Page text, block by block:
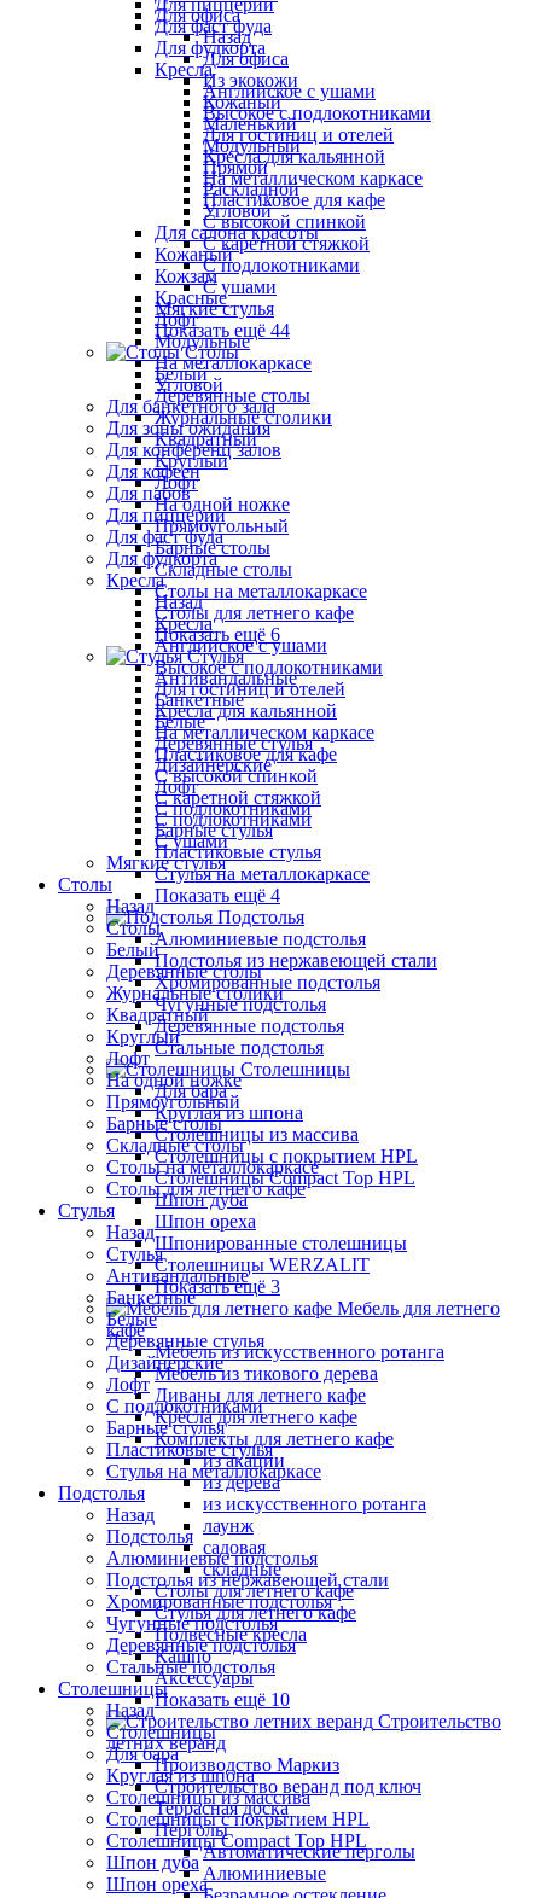
Для пиццерии
Для фаст фуда
Для фудкорта
Кресла
Английское с ушами
Высокое с подлокотниками
Для гостиниц и отелей
Кресла для кальянной
На металлическом каркасе
Пластиковое для кафе
С высокой спинкой
С каретной стяжкой
С подлокотниками
С ушами
Мягкие стулья
Показать ещё 44
Столы
Белый
Деревянные столы
Журнальные столики
Квадратный
Круглый
Лофт
На одной ножке
Прямоугольный
Барные столы
Складные столы
Столы на металлокаркасе
Столы для летнего кафе
Показать ещё 6
Стулья
Антивандальные
Банкетные
Белые
Деревянные стулья
Дизайнерские
Лофт
С подлокотниками
Барные стулья
Пластиковые стулья
Стулья на металлокаркасе
Показать ещё 4
Подстолья
Алюминиевые подстолья
Подстолья из нержавеющей стали
Хромированные подстолья
Чугунные подстолья
Деревянные подстолья
Стальные подстолья
Столешницы
Для бара
Круглая из шпона
Столешницы из массива
Столешницы с покрытием HPL
Столешницы Сompact Top HPL
Шпон дуба
Шпон ореха
Шпонированные столешницы
Столешницы WERZALIT
Показать ещё 3
Мебель для летнего
кафе
Мебель из искусственного ротанга
Мебель из тикового дерева
Диваны для летнего кафе
Кресла для летнего кафе
Комплекты для летнего кафе
из акации
из дерева
из искусственного ротанга
лаунж
садовая
складные
Столы для летнего кафе
Стулья для летнего кафе
Подвесные кресла
Кашпо
Аксессуары
Показать ещё 10
Строительство
летних веранд
Производство Маркиз
Строительство веранд под ключ
Террасная доска
Перголы
Автоматические перголы
Алюминиевые
Для офиса
Назад
Для офиса
Из экокожи
Кожаный
Маленький
Модульный
Прямой
Раскладной
Угловой
Для салона красоты
Кожаный
Кожзам
Красные
Лофт
Модульные
На металлокаркасе
Угловой
Для банкетного зала
Для зоны ожидания
Для конференц залов
Для кофеен
Для пабов
Для пиццерии
Для фаст фуда
Для фудкорта
Кресла
Назад
Кресла
Английское с ушами
Высокое с подлокотниками
Для гостиниц и отелей
Кресла для кальянной
На металлическом каркасе
Пластиковое для кафе
С высокой спинкой
С каретной стяжкой
С подлокотниками
С ушами
Мягкие стулья
Столы
Назад
Столы
Белый
Деревянные столы
Журнальные столики
Квадратный
Круглый
Лофт
На одной ножке
Прямоугольный
Барные столы
Складные столы
Столы на металлокаркасе
Столы для летнего кафе
Стулья
Назад
Стулья
Антивандальные
Банкетные
Белые
Деревянные стулья
Дизайнерские
Лофт
С подлокотниками
Барные стулья
Пластиковые стулья
Стулья на металлокаркасе
Подстолья
Назад
Подстолья
Алюминиевые подстолья
Подстолья из нержавеющей стали
Хромированные подстолья
Чугунные подстолья
Деревянные подстолья
Стальные подстолья
Столешницы
Назад
Столешницы
Для бара
Круглая из шпона
Столешницы из массива
Столешницы с покрытием HPL
Столешницы Сompact Top HPL
Шпон дуба
Шпон ореха